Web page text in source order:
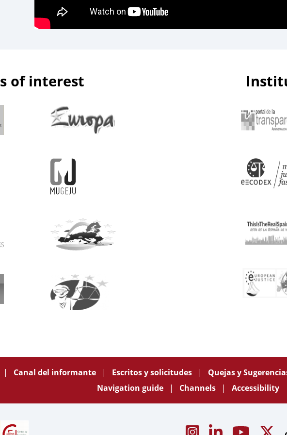
of interest
Canal del informante Escritos y solicitudes Quejas y
Navigation guide
Channels Accessibility